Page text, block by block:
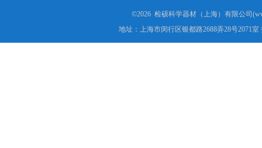
©2026 检硕科学器材（上海）有限公司
地址：上海市闵行区银都路2688弄28号2071室